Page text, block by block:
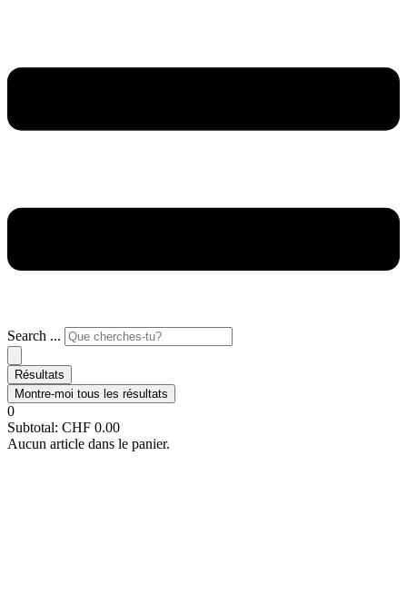
Search ...
Résultats
Montre-moi tous les résultats
0
Subtotal: CHF 0.00
Aucun article dans le panier.